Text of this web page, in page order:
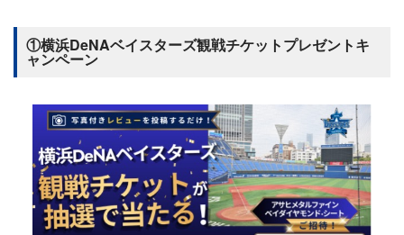
①横浜DeNAベイスターズ観戦チケットプレゼントキ
ャンペーン